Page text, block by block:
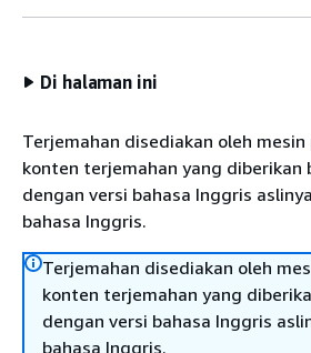
Di halaman ini
Terjemahan disediakan oleh mesin
konten terjemahan yang diberikan
dengan versi bahasa Inggris
bahasa Inggris.
Terjemahan disediakan oleh
konten terjemahan yang
dengan versi bahasa Inggris
bahasa Inggris.